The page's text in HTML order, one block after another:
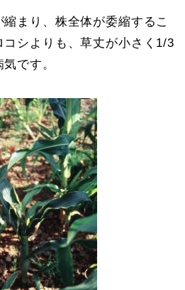
まり、株全体が委縮するこ
コシよりも、草丈が小さく1/3
です。